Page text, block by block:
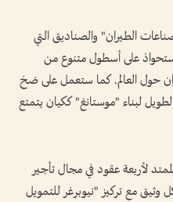
الطيران" والصناديق التي
على أسطول متنوع من
حول العالم. كما ستعمل على ضخ
لبناء "موستانغ" ككيان يتمتع
لأربعة عقود في مجال تأجير
وثيق مع تركيز "نيوبرغر للتمويل